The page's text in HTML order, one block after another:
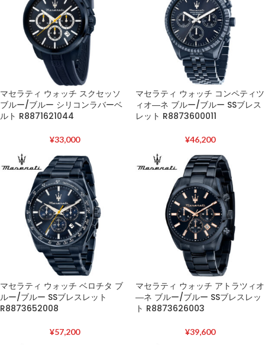
マセラティ ウォッチ スクセッソ
ブルー/ブルー シリコンラバーベ
ルト R8871621044
¥33,000
マセラティ ウォッチ コンペティツ
ィオ―ネ ブルー/ブルー SSブレス
レット R8873600011
¥46,200
マセラティ ウォッチ ベロチタ ブ
ルー/ブルー SSブレスレット
R8873652008
¥57,200
マセラティ ウォッチ アトラツィオ
―ネ ブルー/ブルー SSブレスレッ
ト R8873626003
¥39,600